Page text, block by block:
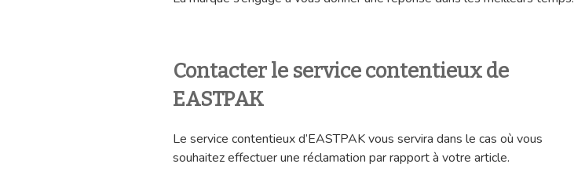
Contacter le service contentieux de
EASTPAK
Le service contentieux d’EASTPAK vous servira dans le cas où vous
souhaitez effectuer une réclamation par rapport à votre article.